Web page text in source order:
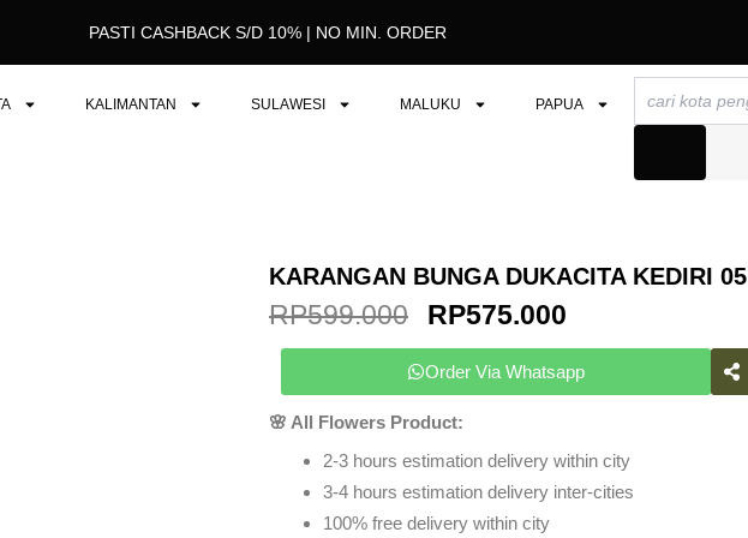
PASTI CASHBACK S/D 10% | NO MIN. ORDER
KALIMANTAN SULAWESI MALUKU PAPUA
KARANGAN BUNGA DUKACITA KEDIRI 05
RP599.000
ORIGINAL
PRICE
WAS:
RP599.000.
RP575.000
PRICE
IS:
RP575.000.
Order Via Whatsapp
🌸 All Flowers Product:
2-3 hours estimation delivery within city
3-4 hours estimation delivery inter-cities
100% free delivery within city